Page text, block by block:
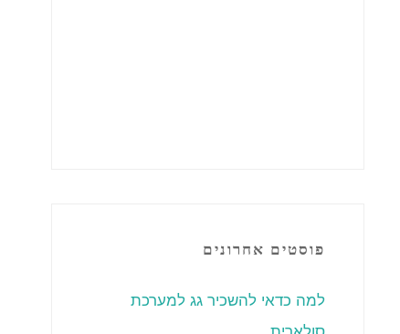
פוסטים אחרונים
למה כדאי להשכיר גג למערכת